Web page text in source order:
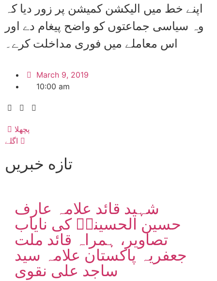
تازه خبریں
شہید قائد علامہ عارف
حسین الحسینیؒ کی نایاب
تصاویر، ہمراہ قائد ملت
جعفریہ پاکستان علامہ سید
ساجد علی نقوی
اپنے خط میں الیکشن کمیشن پر زور دیا کہ
وہ سیاسی جماعتوں کو واضح پیغام دے اور
اس معاملے میں فوری مداخلت کرے۔
March 9, 2019
10:00 am
پچھلا
اگلے